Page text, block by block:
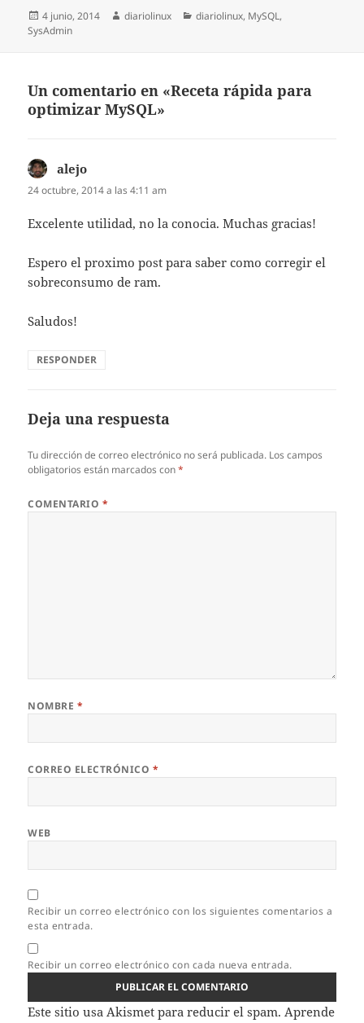
Publicado
el
4 junio, 2014 Autor
diariolinux Categorías
diariolinux, MySQL,
SysAdmin
Un comentario en «Receta rápida para
optimizar MySQL»
alejo
24 octubre, 2014 a las 4:11 am
Excelente utilidad, no la conocia. Muchas gracias!
Espero el proximo post para saber como corregir el
sobreconsumo de ram.
Saludos!
RESPONDER
Deja una respuesta
Tu dirección de correo electrónico no será publicada. Los campos
obligatorios están marcados con*
COMENTARIO *
NOMBRE *
CORREO ELECTRÓNICO *
WEB
Recibir un correo electrónico con los siguientes comentarios a
esta entrada.
Recibir un correo electrónico con cada nueva entrada.
Este sitio usa Akismet para reducir el spam. Aprende